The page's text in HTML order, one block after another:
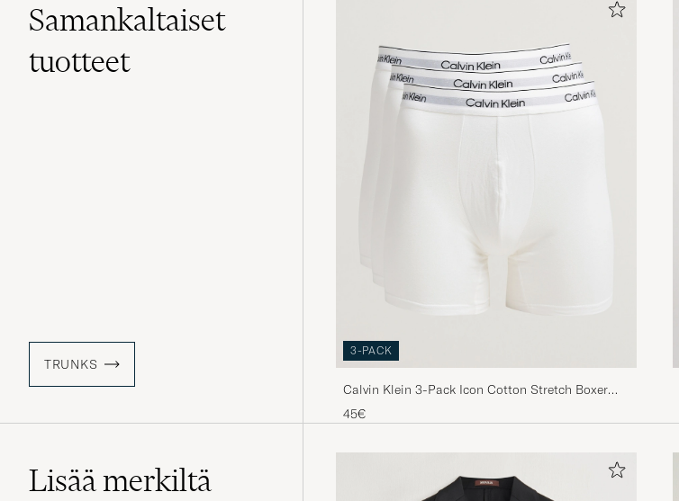
Samankaltaiset
tuotteet
TRUNKS
3-PACK
Calvin Klein 3-Pack Icon Cotton Stretch Boxer
Brief White
45€
Lisää merkiltä